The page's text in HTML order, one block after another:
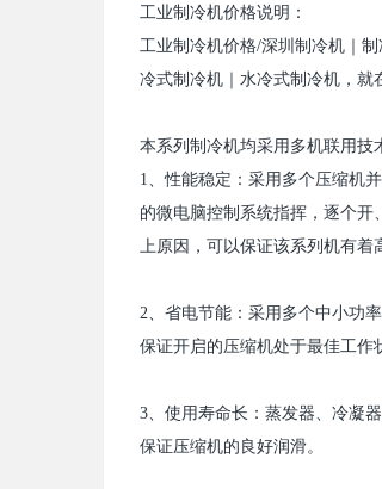
工业制冷机价格说明：
工业制冷机价格/深圳 制冷机 制
冷式制冷机 ｜水冷式制冷机 ，就
本系列 制冷机均采用多机联用技
1
、性能稳定：采用多个压缩机
的微电脑控制系统指挥，逐个
上原因，可以保证该系列机有
2 、省电节能：采用多个中小功
保证开启的压缩机处于最佳工作
3 、使用寿命长：蒸发器、冷凝
保证压缩机的良好润滑。